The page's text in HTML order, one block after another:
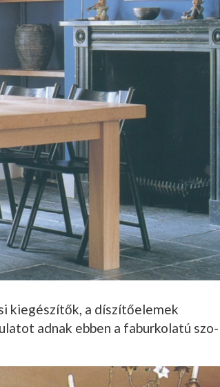
ki­egészítők, a díszítő­elemek
adnak ebben a faburkolatú szo­